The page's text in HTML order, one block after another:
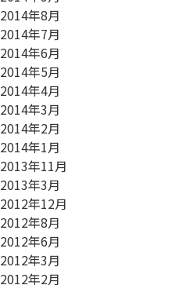
2014年8月
2014年7月
2014年6月
2014年5月
2014年4月
2014年3月
2014年2月
2014年1月
2013年11月
2013年3月
2012年12月
2012年8月
2012年6月
2012年3月
2012年2月